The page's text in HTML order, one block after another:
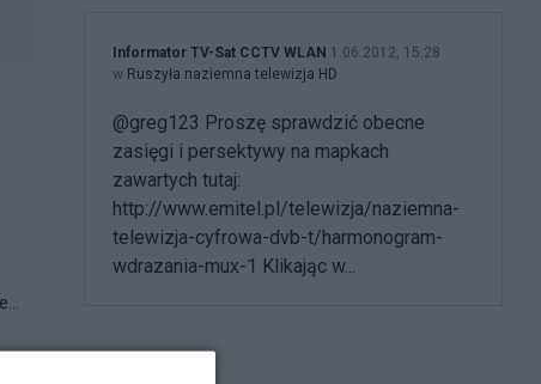
Informator TV-Sat CCTV WLAN 1.06.2012, 15:28
w Ruszyła naziemna telewizja HD
@greg123 Proszę sprawdzić obecne
zasięgi i persektywy na mapkach
zawartych tutaj:
http://www.emitel.pl/telewizja/naziemna-
telewizja-cyfrowa-dvb-t/harmonogram-
wdrazania-mux-1 Klikając w...